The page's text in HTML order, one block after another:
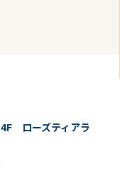
4F ローズティアラ